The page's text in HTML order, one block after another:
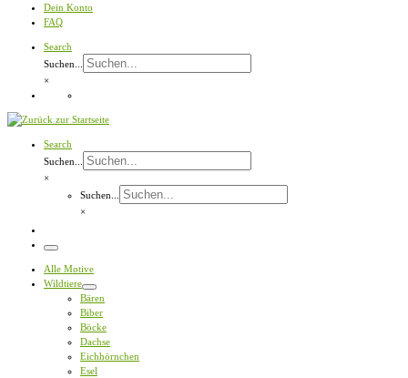
Dein Konto
FAQ
Search
Suchen...
×
Search
Suchen...
×
Suchen...
×
Menü
Alle Motive
Wildtiere
Bären
Biber
Böcke
Dachse
Eichhörnchen
Esel